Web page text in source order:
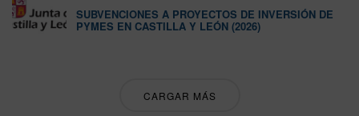
SUBVENCIONES A PROYECTOS DE INVERSIÓN DE
PYMES EN CASTILLA Y LEÓN (2026)
CARGAR MÁS